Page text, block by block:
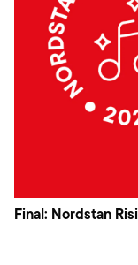
Final: Nordstan